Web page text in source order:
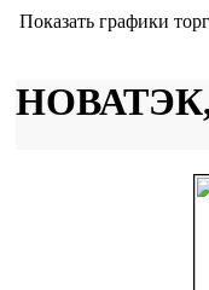
Показать графики
НОВАТЭК,